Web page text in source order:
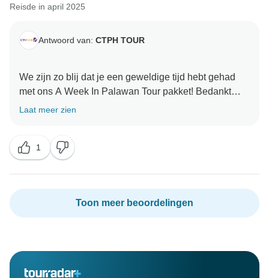
Reisde in april 2025
Antwoord van: CTPH TOUR
We zijn zo blij dat je een geweldige tijd hebt gehad
met ons A Week In Palawan Tour pakket! Bedankt
voor je vriendelijke woorden en dat je ons je
Laat meer zien
1
Toon meer beoordelingen